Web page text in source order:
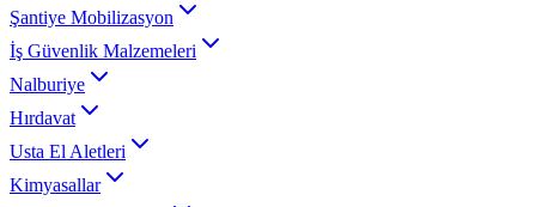
Şantiye Mobilizasyon
İş Güvenlik Malzemeleri
Nalburiye
Hırdavat
Usta El Aletleri
Kimyasallar